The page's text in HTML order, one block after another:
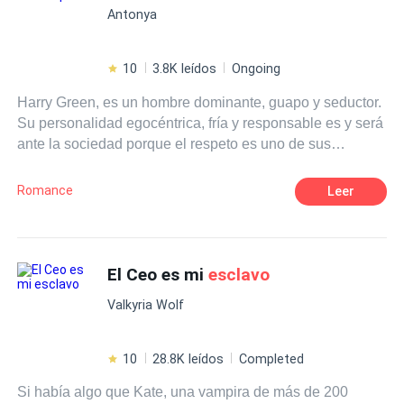
será del destino de la pobre y desgraciada esclava
Antonya
10 3.8K leídos Ongoing
Harry Green, es un hombre dominante, guapo y seductor.
Su personalidad egocéntrica, fría y responsable es y será
ante la sociedad porque el respeto es uno de sus
oscuro sale a relucir cuando una de las empleadas del
centro comercial es la que descubre el gran secreto de su
Romance Leer
El Ceo es miesclavo
Valkyria Wolf
10 28.8K leídos Completed
Si había algo que Kate, una vampira de más de 200